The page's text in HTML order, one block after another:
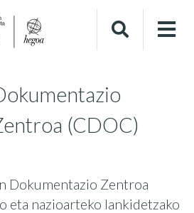
(CDOC)
Dokumentazio Zentroa
eta nazioarteko lankidetzako